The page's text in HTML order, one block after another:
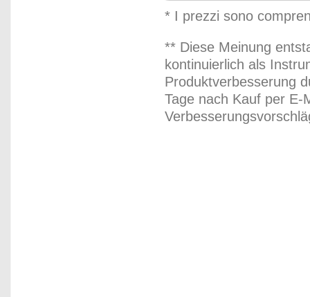
* I prezzi sono
** Diese Meinung
kontinuierlich als
Produktverbesserung
Tage nach Kauf per E-